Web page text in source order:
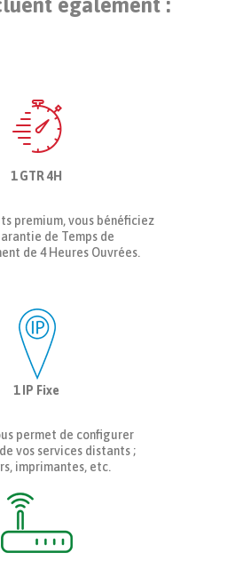
également :
1 GTR 4H
premium, vous bénéficiez
de Temps de
de 4 Heures Ouvrées.
1 IP Fixe
permet de configurer
vos services distants ;
imprimantes, etc.